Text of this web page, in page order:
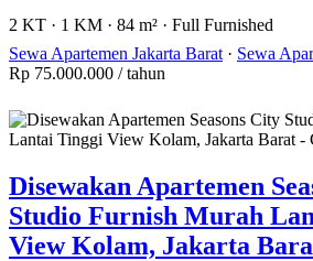
2 KT · 1 KM · 84 m² · Full Furnished
Sewa Apartemen Jakarta Barat · Sewa
Rp 75.000.000 / tahun
Disewakan Apartemen
Studio Furnish Murah
View Kolam, Jakarta